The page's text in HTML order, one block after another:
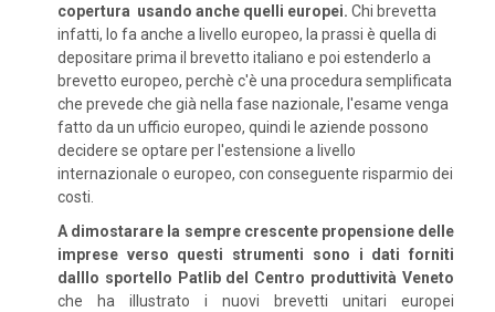
copertura usando anche quelli europei. Chi brevetta
infatti, lo fa anche a livello europeo, la prassi è quella di
depositare prima il brevetto italiano e poi estenderlo a
brevetto europeo, perchè c'è una procedura semplificata
che prevede che già nella fase nazionale, l'esame venga
fatto da un ufficio europeo, quindi le aziende possono
decidere se optare per l'estensione a livello
internazionale o europeo, con conseguente risparmio dei
costi.
A dimostarare la sempre crescente propensione delle
imprese verso questi strumenti sono i dati forniti
dalllo sportello Patlib del Centro produttività Veneto
che ha illustrato i nuovi brevetti unitari europei